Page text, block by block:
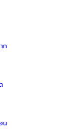
ก
น